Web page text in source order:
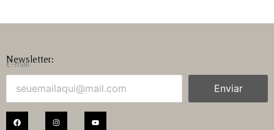
Newsletter:
E-mail
Enviar